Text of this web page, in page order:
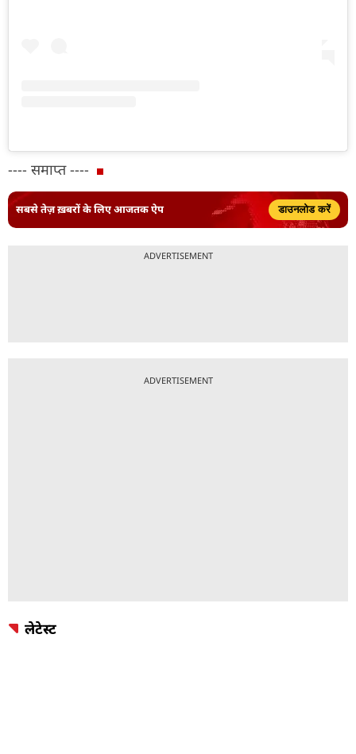
---- समाप्त ----
सबसे तेज़ ख़बरों के लिए आजतक ऐप डाउनलोड करें
ADVERTISEMENT
ADVERTISEMENT
लेटेस्ट